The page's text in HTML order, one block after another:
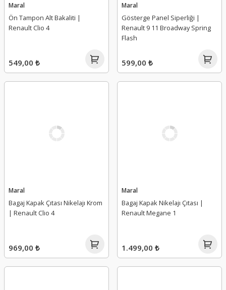
Maral
Ön Tampon Alt Bakaliti |
Renault Clio 4
549,00 ₺
Maral
Gösterge Panel Siperliği |
Renault 9 11 Broadway Spring
Flash
599,00 ₺
Maral
Bagaj Kapak Çıtası Nikelajı Krom
| Renault Clio 4
969,00 ₺
Maral
Bagaj Kapak Nikelajı Çıtası |
Renault Megane 1
1.499,00 ₺